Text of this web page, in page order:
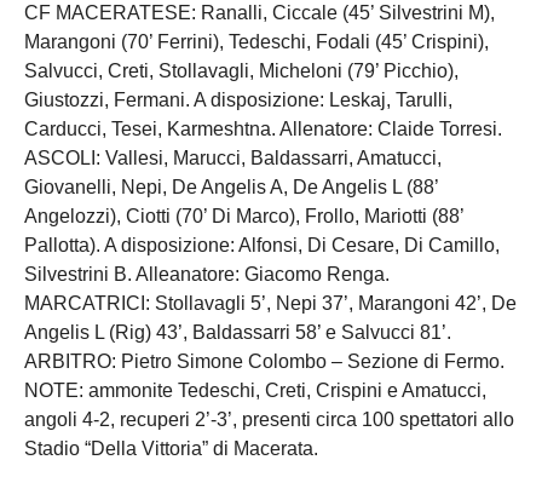
CF MACERATESE: Ranalli, Ciccale (45’ Silvestrini M),
Marangoni (70’ Ferrini), Tedeschi, Fodali (45’ Crispini),
Salvucci, Creti, Stollavagli, Micheloni (79’ Picchio),
Giustozzi, Fermani. A disposizione: Leskaj, Tarulli,
Carducci, Tesei, Karmeshtna. Allenatore: Claide Torresi.
ASCOLI: Vallesi, Marucci, Baldassarri, Amatucci,
Giovanelli, Nepi, De Angelis A, De Angelis L (88’
Angelozzi), Ciotti (70’ Di Marco), Frollo, Mariotti (88’
Pallotta). A disposizione: Alfonsi, Di Cesare, Di Camillo,
Silvestrini B. Alleanatore: Giacomo Renga.
MARCATRICI: Stollavagli 5’, Nepi 37’, Marangoni 42’, De
Angelis L (Rig) 43’, Baldassarri 58’ e Salvucci 81’.
ARBITRO: Pietro Simone Colombo – Sezione di Fermo.
NOTE: ammonite Tedeschi, Creti, Crispini e Amatucci,
angoli 4-2, recuperi 2’-3’, presenti circa 100 spettatori allo
Stadio “Della Vittoria” di Macerata.